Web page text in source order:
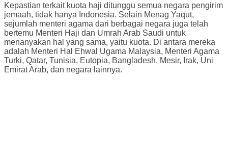
Kepastian terkait kuota haji ditunggu semua negara pengirim
jemaah, tidak hanya Indonesia. Selain Menag Yaqut,
sejumlah menteri agama dari berbagai negara juga telah
bertemu Menteri Haji dan Umrah Arab Saudi untuk
menanyakan hal yang sama, yaitu kuota. Di antara mereka
adalah Menteri Hal Ehwal Ugama Malaysia, Menteri Agama
Turki, Qatar, Tunisia, Eutopia, Bangladesh, Mesir, Irak, Uni
Emirat Arab, dan negara lainnya.